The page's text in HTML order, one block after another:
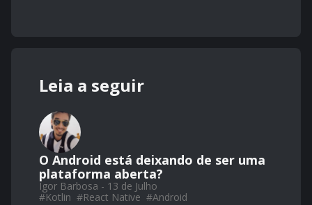
Leia a seguir
O Android está deixando de ser uma
plataforma aberta?
Igor Barbosa - 13 de Julho
#Kotlin #React Native #Android